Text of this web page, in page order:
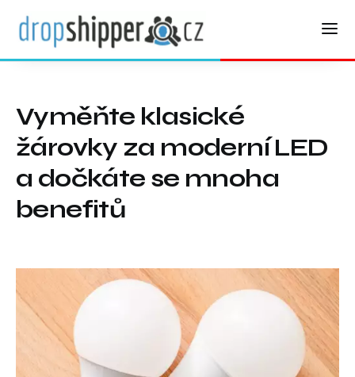
Vyměňte klasické
žárovky za moderní LED
a dočkáte se mnoha
benefitů